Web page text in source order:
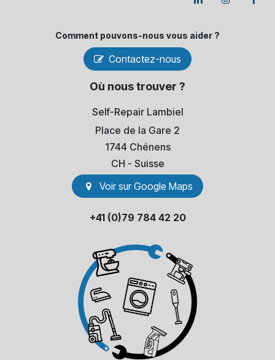
Comment pouvons-​nous vous aider ?
Contactez-nous
Où nous trouver ?
Self-Repair Lambiel
Place de la Gare 2
1744 Chénens
​CH - Suisse
Voir sur Go​​ogle Maps
+41 (0)79 784 42 20